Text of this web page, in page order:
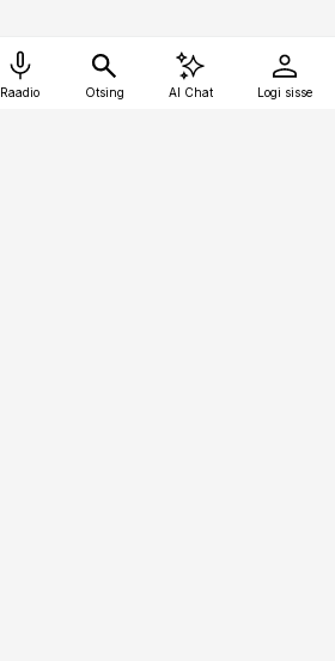
Raadio Otsing AI Chat Logi sisse